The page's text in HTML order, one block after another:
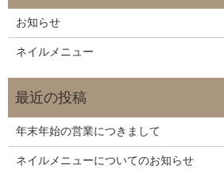
お知らせ
ネイルメニュー
年末年始の営業につきまして
ネイルメニューについてのお知らせ